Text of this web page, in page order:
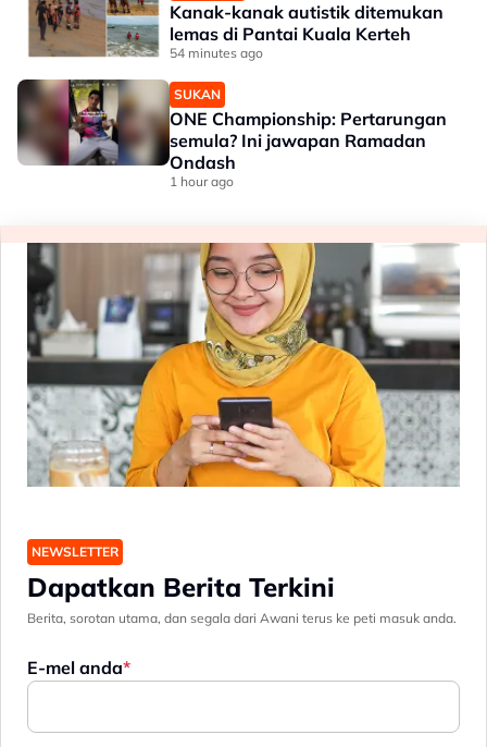
Kanak-kanak autistik ditemukan
lemas di Pantai Kuala Kerteh
54 minutes ago
SUKAN
ONE Championship: Pertarungan
semula? Ini jawapan Ramadan
Ondash
1 hour ago
NEWSLETTER
Dapatkan Berita Terkini
Berita, sorotan utama, dan segala dari Awani terus ke peti masuk anda.
E-mel anda